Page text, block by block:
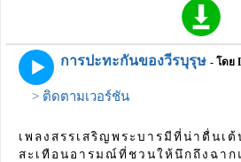
การปะทะกันของวีรบุรุษ - โดย
> ติดตามเวอร์ชัน
เพลงสรรเสริญพระบารมีที่น่าตื่นเต้
สะเทือนอารมณ์ที่ชวนให้นึกถึงฉาก